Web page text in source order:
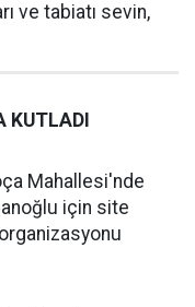
ve tabiatı sevin,
KUTLADI
Mahallesi'nde
için site